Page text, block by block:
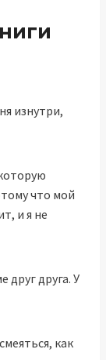
изнутри,
что мой
и я не
друг друга. У
как